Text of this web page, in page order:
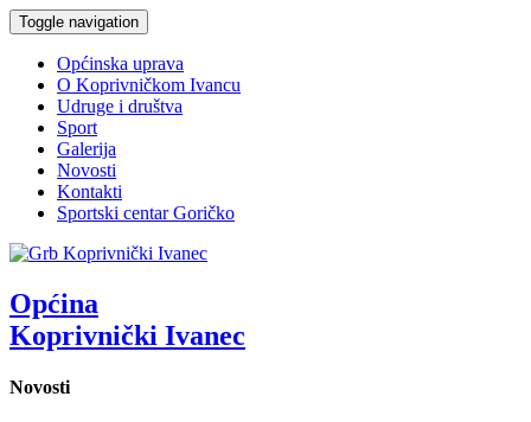
Toggle navigation
Općinska uprava
O Koprivničkom Ivancu
Udruge i društva
Sport
Galerija
Novosti
Kontakti
Sportski centar Goričko
Općina
Koprivnički Ivanec
Novosti